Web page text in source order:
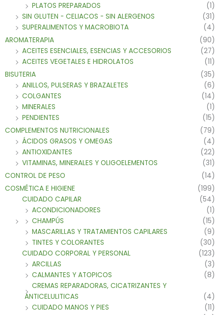
PLATOS PREPARADOS
(1)
SIN GLUTEN - CELIACOS - SIN ALERGENOS
(31)
SUPERALIMENTOS Y MACROBIOTA
(4)
AROMATERAPIA
(90)
ACEITES ESENCIALES, ESENCIAS Y ACCESORIOS
(27)
ACEITES VEGETALES E HIDROLATOS
(11)
BISUTERIA
(35)
ANILLOS, PULSERAS Y BRAZALETES
(6)
COLGANTES
(14)
MINERALES
(1)
PENDIENTES
(15)
COMPLEMENTOS NUTRICIONALES
(79)
ÁCIDOS GRASOS Y OMEGAS
(4)
ANTIOXIDANTES
(22)
VITAMINAS, MINERALES Y OLIGOELEMENTOS
(31)
CONTROL DE PESO
(14)
COSMÉTICA E HIGIENE
(199)
CUIDADO CAPILAR
(54)
ACONDICIONADORES
(1)
CHAMPÚS
(15)
MASCARILLAS Y TRATAMIENTOS CAPILARES
(9)
TINTES Y COLORANTES
(30)
CUIDADO CORPORAL Y PERSONAL
(123)
ARCILLAS
(3)
CALMANTES Y ATOPICOS
(8)
CREMAS REPARADORAS, CICATRIZANTES Y
ANTICELULITICAS
(4)
CUIDADO MANOS Y PIES
(11)